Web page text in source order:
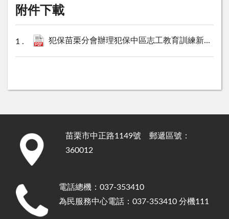
附件下載
犯保苗栗分會辦理犯保中區志工教育訓練新聞稿.pdf
苗栗市中正路1149號 郵遞區號：
360012
電話總機：037-353410
為民服務中心電話：037-353410 分機111